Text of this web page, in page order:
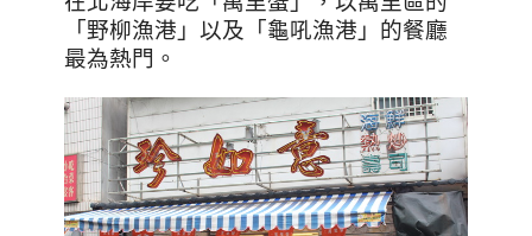
「野柳漁港」以及「龜吼漁港」的餐廳
最為熱門。